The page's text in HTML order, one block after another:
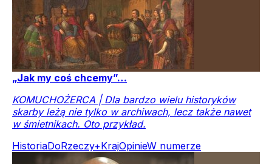
„Jak my coś chcemy”…
KOMUCHOŻERCA | Dla bardzo wielu historyków
skarby leżą nie tylko w archiwach, lecz także nawet
w śmietnikach. Oto przykład.
HistoriaDoRzeczy+KrajOpinieW numerze